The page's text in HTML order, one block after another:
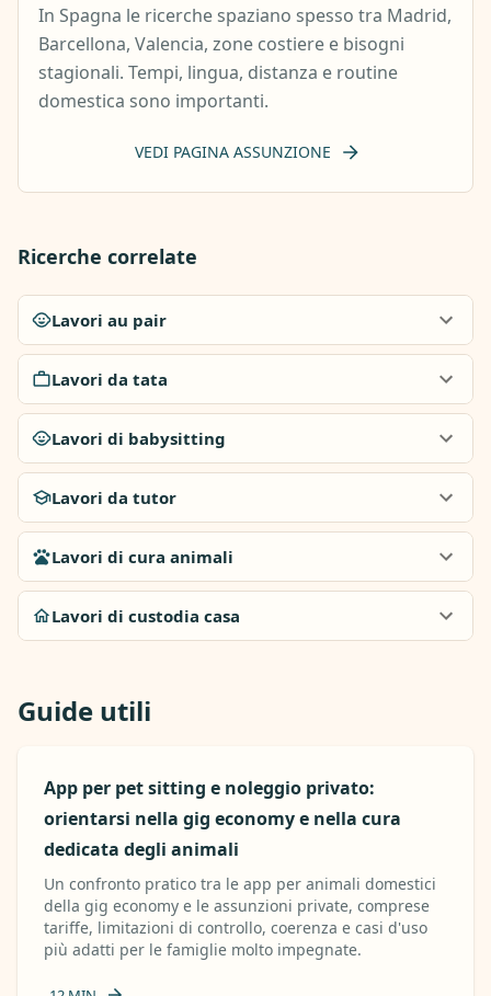
In Spagna le ricerche spaziano spesso tra Madrid,
Barcellona, Valencia, zone costiere e bisogni
stagionali. Tempi, lingua, distanza e routine
domestica sono importanti.
VEDI PAGINA ASSUNZIONE
Ricerche correlate
Lavori au pair
Lavori da tata
Lavori di babysitting
Lavori da tutor
Lavori di cura animali
Lavori di custodia casa
Guide utili
App per pet sitting e noleggio privato:
orientarsi nella gig economy e nella cura
dedicata degli animali
Un confronto pratico tra le app per animali domestici
della gig economy e le assunzioni private, comprese
tariffe, limitazioni di controllo, coerenza e casi d'uso
più adatti per le famiglie molto impegnate.